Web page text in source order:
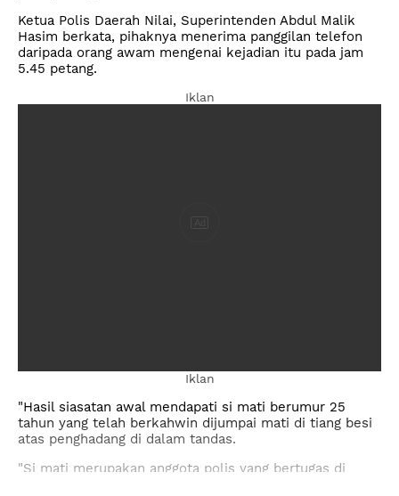
Ketua Polis Daerah Nilai, Superintenden Abdul Malik
Hasim berkata, pihaknya menerima panggilan telefon
daripada orang awam mengenai kejadian itu pada jam
5.45 petang.
Iklan
Iklan
"Hasil siasatan awal mendapati si mati berumur 25
tahun yang telah berkahwin dijumpai mati di tiang besi
atas penghadang di dalam tandas.
"Si mati merupakan anggota polis yang bertugas di